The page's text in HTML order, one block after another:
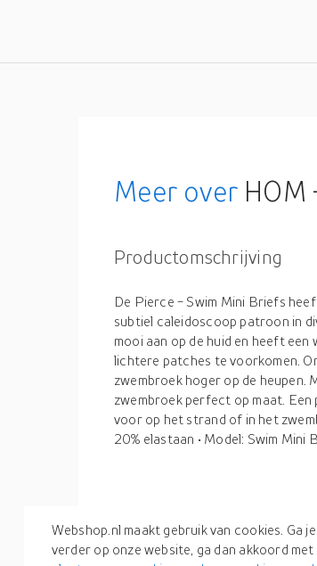
Meer over
Productomschrijving
De Pierce - Swim Mini Briefs
subtiel caleidoscoop patroon in
mooi aan op de huid en heeft
lichtere patches te voorkomen.
zwembroek hoger op de heupen.
zwembroek perfect op maat. Een
voor op het strand of in het
20% elastaan • Model: Swim Mini
Productspecificaties
Webshop.nl maakt gebruik van cookies. Ga je
verder op onze website, ga dan akkoord